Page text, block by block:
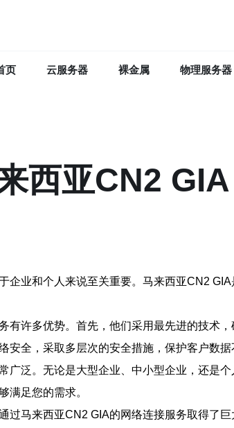
页 云服务器 裸金属 物理服务器
西亚CN2
企业和个人来说至关重要。马来西亚CN2
有许多优势。首先，他们采用最先进的技术
安全，采取多层次的安全措施，保护客户数据
广泛。无论是大型企业、中小型企业，还是
满足您的需求。
过马来西亚CN2 GIA的网络连接服务取得了